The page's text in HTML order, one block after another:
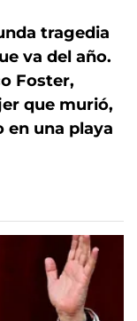
tragedia
va del año.
Foster,
que murió,
en una playa